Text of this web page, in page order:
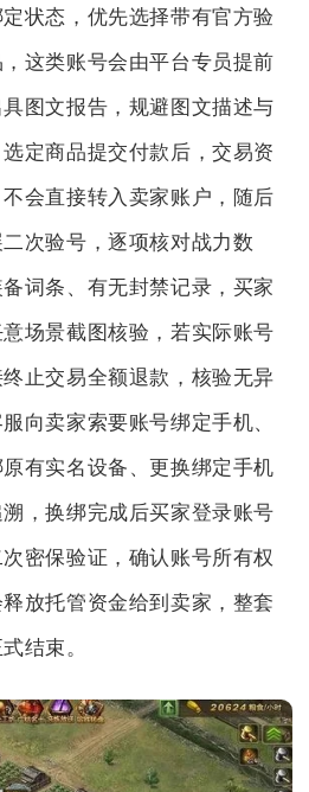
状态，优先选择带有官方验
这类账号会由平台专员提前
图文报告，规避图文描述与
定商品提交付款后，交易资
会直接转入卖家账户，随后
次验号，逐项核对战力数
词条、有无封禁记录，买家
场景截图核验，若实际账号
止交易全额退款，核验无异
向卖家索要账号绑定手机、
有实名设备、更换绑定手机
，换绑完成后买家登录账号
密保验证，确认账号所有权
放托管资金给到卖家，整套
结束。